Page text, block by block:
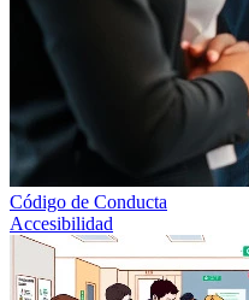
Código de Conducta
Accesibilidad